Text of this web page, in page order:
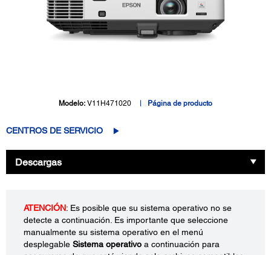
Modelo: V11H471020 Página de producto
CENTROS DE SERVICIO
Descargas
ATENCIÓN: Es posible que su sistema operativo no se
detecte a continuación. Es importante que seleccione
manualmente su sistema operativo en el menú
desplegable Sistema operativo a continuación para